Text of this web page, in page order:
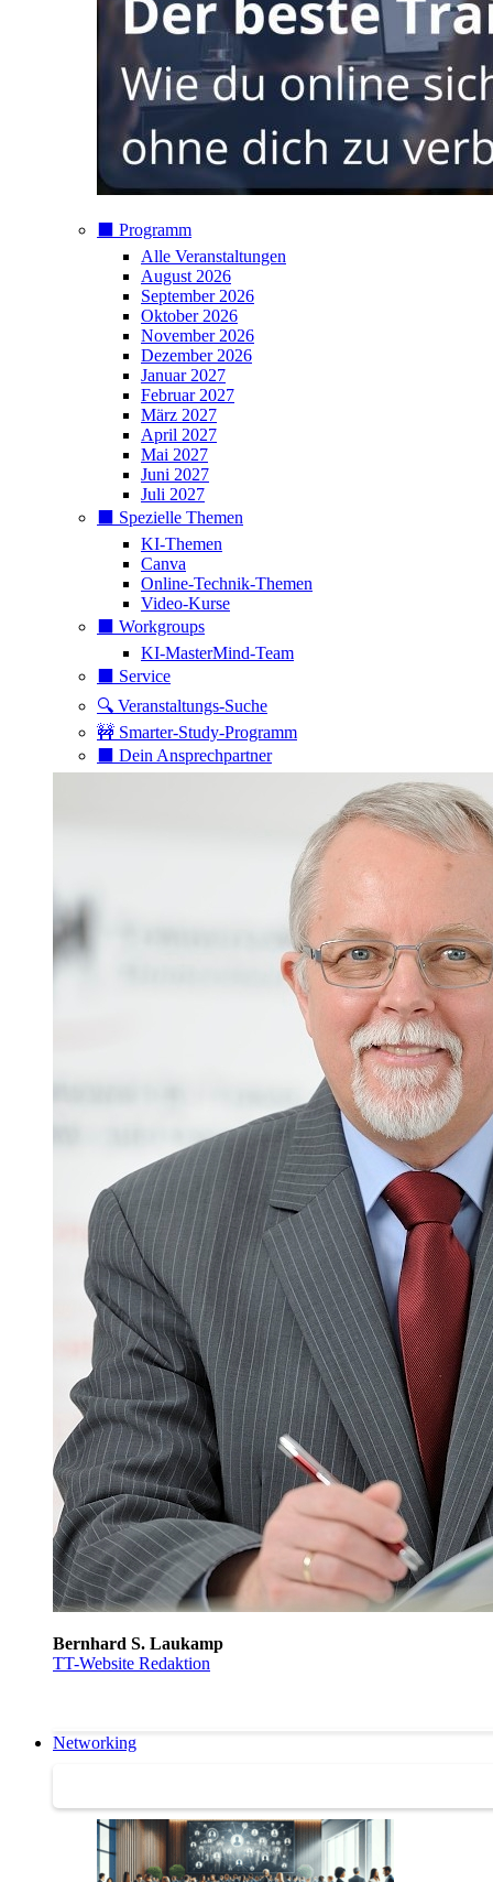
⬛️ Programm
Alle Veranstaltungen
August 2026
September 2026
Oktober 2026
November 2026
Dezember 2026
Januar 2027
Februar 2027
März 2027
April 2027
Mai 2027
Juni 2027
Juli 2027
⬛️ Spezielle Themen
KI-Themen
Canva
Online-Technik-Themen
Video-Kurse
⬛️ Workgroups
KI-MasterMind-Team
⬛️ Service
🔍 Veranstaltungs-Suche
🚧 Smarter-Study-Programm
⬛️ Dein Ansprechpartner
Bernhard S. Laukamp
TT-Website Redaktion
Networking